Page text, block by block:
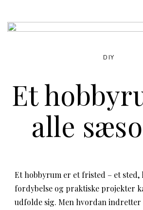
Et
alle
DIY
Et hobbyrum er et fristed – et
fordybelse og praktiske projekter
udfolde sig. Men hvordan indretter